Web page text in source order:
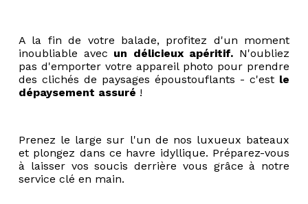
A la fin de votre balade, profitez d'un moment
inoubliable avec un délicieux apéritif. N'oubliez
pas d'emporter votre appareil photo pour prendre
des clichés de paysages époustouflants - c'est le
dépaysement assuré !
Prenez le large sur l'un de nos luxueux bateaux
et plongez dans ce havre idyllique. Préparez-vous
à laisser vos soucis derrière vous grâce à notre
service clé en main.